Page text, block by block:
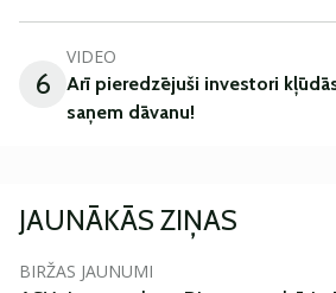
6
VIDEO
Arī pieredzējuši investori kļūdā
saņem dāvanu!
JAUNĀKĀS ZIŅAS
BIRŽAS JAUNUMI